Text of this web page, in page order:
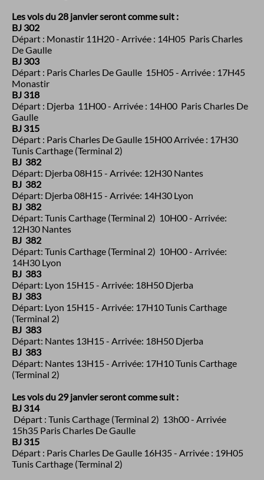
Les vols du 28 janvier seront comme suit :
BJ 302
Départ : Monastir 11H20 - Arrivée : 14H05 Paris Charles
De Gaulle
BJ 303
Départ : Paris Charles De Gaulle 15H05 - Arrivée : 17H45
Monastir
BJ 318
Départ : Djerba 11H00 - Arrivée : 14H00 Paris Charles De
Gaulle
BJ 315
Départ : Paris Charles De Gaulle 15H00 Arrivée : 17H30
Tunis Carthage (Terminal 2)
BJ 382
Départ: Djerba 08H15 - Arrivée: 12H30 Nantes
BJ 382
Départ: Djerba 08H15 - Arrivée: 14H30 Lyon
BJ 382
Départ: Tunis Carthage (Terminal 2) 10H00 - Arrivée:
12H30 Nantes
BJ 382
Départ: Tunis Carthage (Terminal 2) 10H00 - Arrivée:
14H30 Lyon
BJ 383
Départ: Lyon 15H15 - Arrivée: 18H50 Djerba
BJ 383
Départ: Lyon 15H15 - Arrivée: 17H10 Tunis Carthage
(Terminal 2)
BJ 383
Départ: Nantes 13H15 - Arrivée: 18H50 Djerba
BJ 383
Départ: Nantes 13H15 - Arrivée: 17H10 Tunis Carthage
(Terminal 2)
Les vols du 29 janvier seront comme suit :
BJ 314
Départ : Tunis Carthage (Terminal 2) 13h00 - Arrivée
15h35 Paris Charles De Gaulle
BJ 315
Départ : Paris Charles De Gaulle 16H35 - Arrivée : 19H05
Tunis Carthage (Terminal 2)